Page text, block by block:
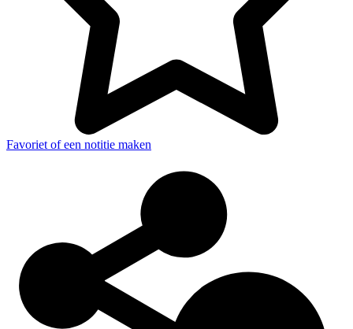
Favoriet of een notitie maken